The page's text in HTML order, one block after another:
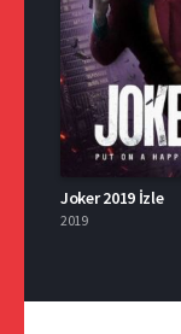
Joker 2019 İzle
2019